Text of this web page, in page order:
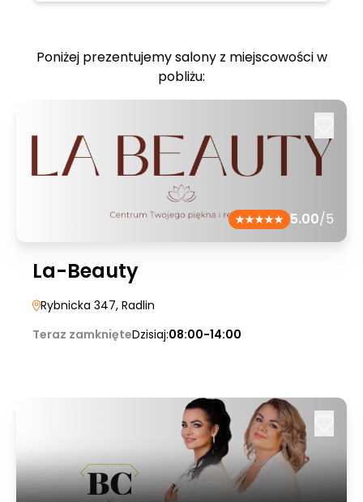
Poniżej prezentujemy salony z miejscowości w
pobliżu:
5.00/5
La-Beauty
Rybnicka 347, Radlin
Teraz zamknięteDzisiaj:08:00-14:00